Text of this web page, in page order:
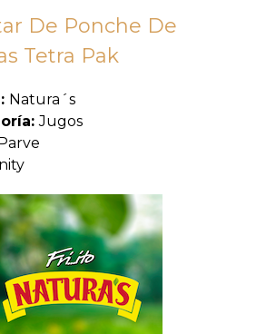
De Ponche De
Tetra Pak
Natura´s
Jugos